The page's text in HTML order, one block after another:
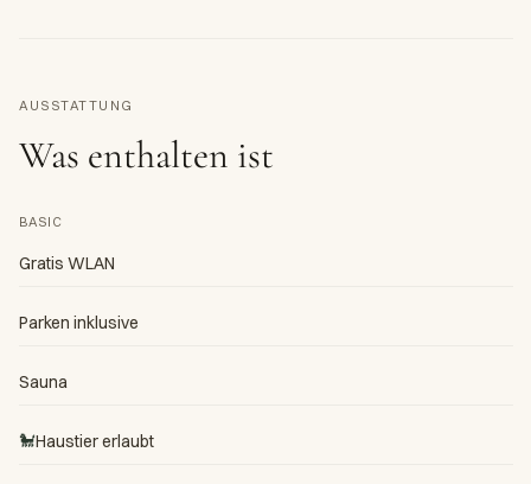
AUSSTATTUNG
Was enthalten ist
BASIC
Gratis WLAN
Parken inklusive
Sauna
🐩Haustier erlaubt